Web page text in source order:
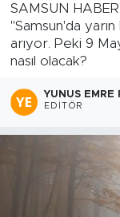
SAMSUN HABER
"Samsun'da
arıyor. Peki 9
nasıl olacak?
YUNUS EMRE
EDITÖR
Süper Lig
Tüm
Son